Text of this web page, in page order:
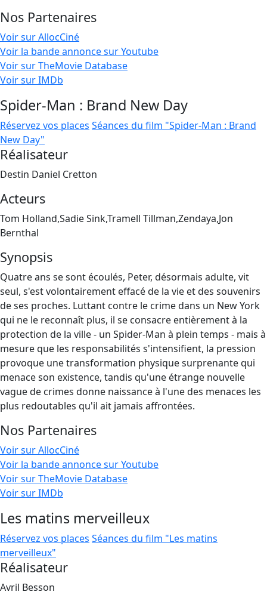
Nos Partenaires
Voir sur AllocCiné
Voir la bande annonce sur Youtube
Voir sur TheMovie Database
Voir sur IMDb
Spider-Man : Brand New Day
Réservez vos places Séances du film "Spider-Man : Brand
New Day"
Réalisateur
Destin Daniel Cretton
Acteurs
Tom Holland,Sadie Sink,Tramell Tillman,Zendaya,Jon
Bernthal
Synopsis
Quatre ans se sont écoulés, Peter, désormais adulte, vit
seul, s'est volontairement effacé de la vie et des souvenirs
de ses proches. Luttant contre le crime dans un New York
qui ne le reconnaît plus, il se consacre entièrement à la
protection de la ville - un Spider-Man à plein temps - mais à
mesure que les responsabilités s'intensifient, la pression
provoque une transformation physique surprenante qui
menace son existence, tandis qu'une étrange nouvelle
vague de crimes donne naissance à l'une des menaces les
plus redoutables qu'il ait jamais affrontées.
Nos Partenaires
Voir sur AllocCiné
Voir la bande annonce sur Youtube
Voir sur TheMovie Database
Voir sur IMDb
Les matins merveilleux
Réservez vos places Séances du film "Les matins
merveilleux"
Réalisateur
Avril Besson